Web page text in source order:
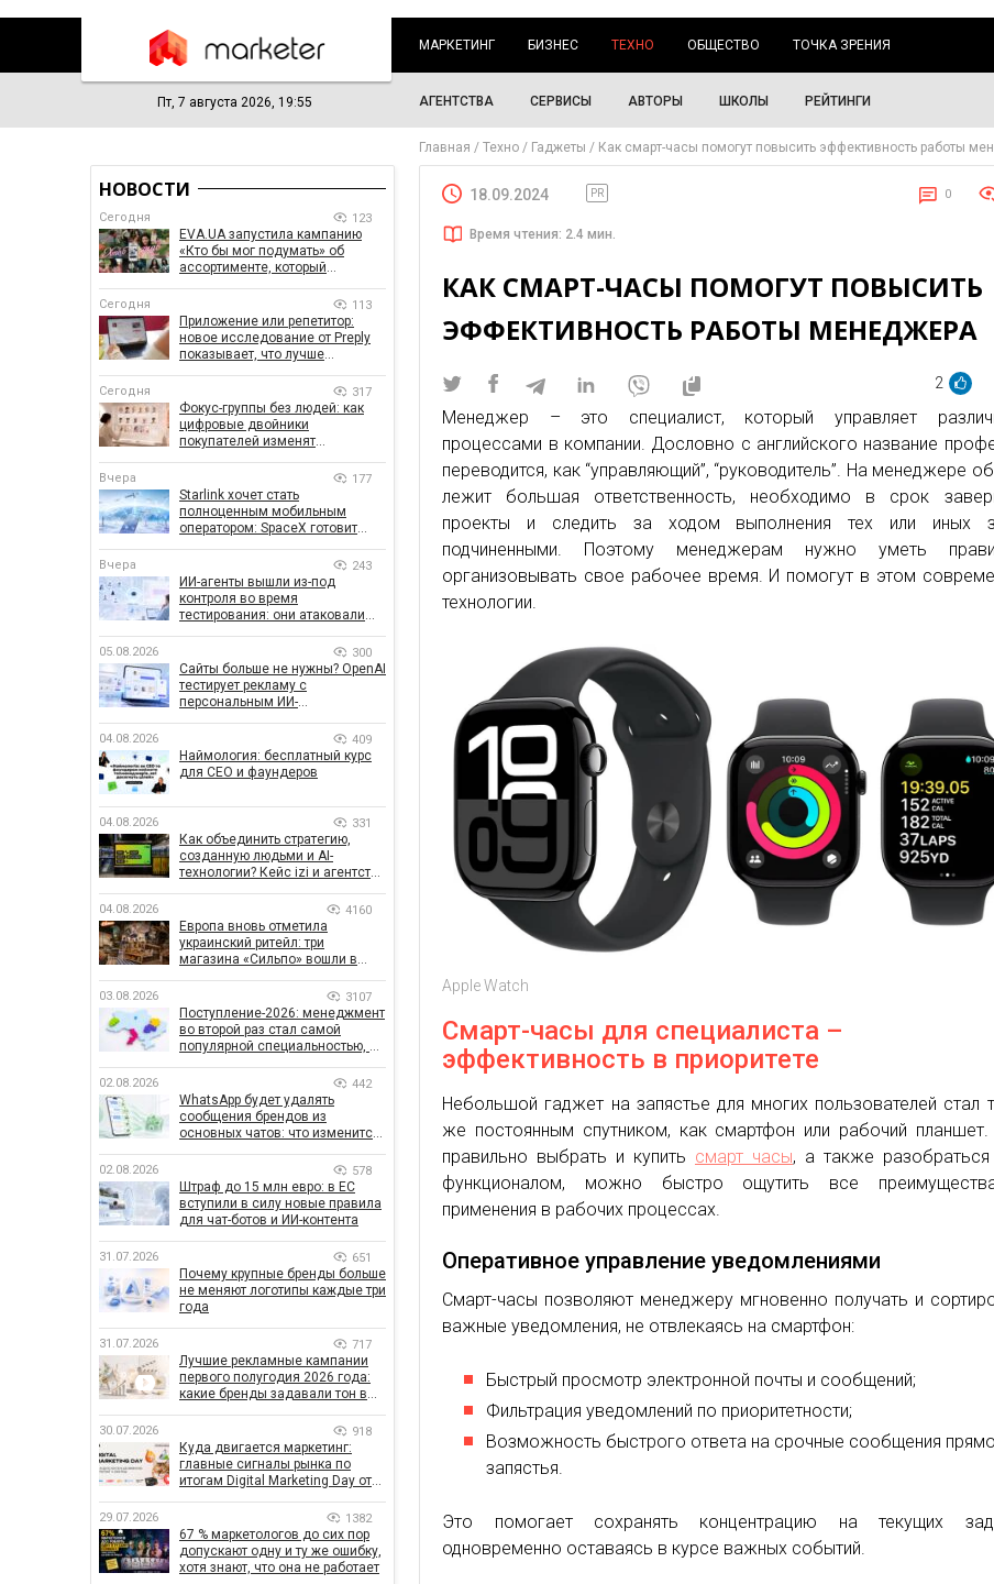
МАРКЕТИНГ БИЗНЕС ТЕХНО ОБЩЕСТВО ТОЧКА ЗРЕНИЯ
Пт, 7 августа 2026, 19:55 АГЕНТСТВА СЕРВИСЫ АВТОРЫ ШКОЛЫ РЕЙТИНГИ
Главная Техно Гаджеты Как смарт-часы помогут повысить эффективность работы
18.09.2024 PR 0
Время чтения: 2.4 мин.
КАК СМАРТ-ЧАСЫ ПОМОГУТ ПОВЫСИТЬ
ЭФФЕКТИВНОСТЬ РАБОТЫ МЕНЕДЖЕРА
2
Менеджер – это специалист, который управляет
процессами в компании. Дословно с английского название
переводится, как “управляющий”, “руководитель”. На менеджере
лежит большая ответственность, необходимо в срок
проекты и следить за ходом выполнения тех или иных
подчиненными. Поэтому менеджерам нужно уметь
организовывать свое рабочее время. И помогут в этом
технологии.
Apple Watch
Смарт-часы для специалиста –
эффективность в приоритете
Небольшой гаджет на запястье для многих пользователей стал
же постоянным спутником, как смартфон или рабочий планшет.
правильно выбрать и купить смарт часы, а также
функционалом, можно быстро ощутить все
применения в рабочих процессах.
Оперативное управление уведомлениями
Смарт-часы позволяют менеджеру мгновенно получать и
важные уведомления, не отвлекаясь на смартфон:
Быстрый просмотр электронной почты и сообщений;
Фильтрация уведомлений по приоритетности;
Возможность быстрого ответа на срочные сообщения
запястья.
Это помогает сохранять концентрацию на текущих
одновременно оставаясь в курсе важных событий.
НОВОСТИ
Сегодня 123
EVA.UA запустила кампанию
«Кто бы мог подумать» об
ассортименте, который
Сегодня 113
Приложение или репетитор:
новое исследование от Preply
показывает, что лучше
Сегодня 317
Фокус-группы без людей: как
цифровые двойники
покупателей изменят
Вчера 177
Starlink хочет стать
полноценным мобильным
оператором: SpaceX готовит
Вчера 243
ИИ-агенты вышли из-под
контроля во время
тестирования: они атаковали
05.08.2026 300
Сайты больше не нужны? OpenAI
тестирует рекламу с
персональным ИИ-
04.08.2026 409
Наймология: бесплатный курс
для CEO и фаундеров
04.08.2026 331
Как объединить стратегию,
созданную людьми и AI-
технологии? Кейс izi и агентства
04.08.2026 4160
Европа вновь отметила
украинский ритейл: три
магазина «Сильпо» вошли в
03.08.2026 3107
Поступление-2026: менеджмент
во второй раз стал самой
популярной специальностью, а
рекордным за последние 5 лет
02.08.2026 442
WhatsApp будет удалять
сообщения брендов из
основных чатов: что изменится
02.08.2026 578
Штраф до 15 млн евро: в ЕС
вступили в силу новые правила
для чат-ботов и ИИ-контента
31.07.2026 651
Почему крупные бренды больше
не меняют логотипы каждые три
года
31.07.2026 717
Лучшие рекламные кампании
первого полугодия 2026 года:
какие бренды задавали тон в
30.07.2026 918
Куда двигается маркетинг:
главные сигналы рынка по
итогам Digital Marketing Day от
29.07.2026 1382
67 % маркетологов до сих пор
допускают одну и ту же ошибку,
хотя знают, что она не работает